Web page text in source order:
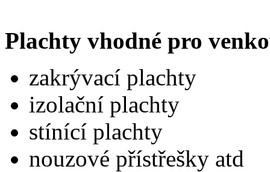
Plachty vhodné pro
zakrývací plachty
izolační plachty
stínící plachty
nouzové přístřešky atd